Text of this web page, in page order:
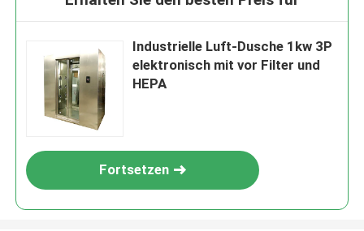
Industrielle Luft-Dusche 1kw 3P
elektronisch mit vor Filter und
HEPA
Fortsetzen